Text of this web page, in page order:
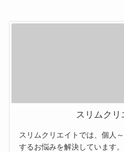
スリムクリ
スリムクリエイトでは、個人
するお悩みを解決しています。